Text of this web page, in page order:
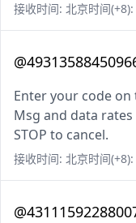
接收时间: 北京时间
Enter your code on
Msg and data rates
STOP to cancel.
接收时间: 北京时间